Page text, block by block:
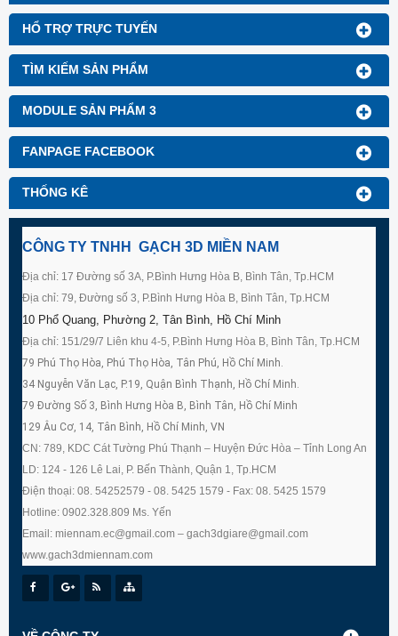
HỔ TRỢ TRỰC TUYẾN
TÌM KIẾM SẢN PHẨM
MODULE SẢN PHẨM 3
FANPAGE FACEBOOK
THỐNG KÊ
CÔNG TY TNHH GẠCH 3D MIỀN NAM
Địa chỉ: 17 Đường số 3A, P.Bình Hưng Hòa B, Bình Tân, Tp.HCM
Địa chỉ: 79, Đường số 3, P.Bình Hưng Hòa B, Bình Tân, Tp.HCM
10 Phổ Quang, Phường 2, Tân Bình, Hồ Chí Minh
Địa chỉ: 151/29/7 Liên khu 4-5, P.Bình Hưng Hòa B, Bình Tân, Tp.HCM
79 Phú Thọ Hòa, Phú Thọ Hòa, Tân Phú, Hồ Chí Minh.
34 Nguyễn Văn Lạc, P.19, Quận Bình Thạnh, Hồ Chí Minh.
79 Đường Số 3, Bình Hưng Hòa B, Bình Tân, Hồ Chí Minh
129 Âu Cơ, 14, Tân Bình, Hồ Chí Minh, VN
CN: 789, KDC Cát Tường Phú Thạnh – Huyện Đức Hòa – Tỉnh Long An
LD: 124 - 126 Lê Lai, P. Bến Thành, Quận 1, Tp.HCM
Điện thoại: 08. 54252579 - 08. 5425 1579 - Fax: 08. 5425 1579
Hotline: 0902.328.809 Ms. Yến
Email: miennam.ec@gmail.com – gach3dgiare@gmail.com
www.gach3dmiennam.com